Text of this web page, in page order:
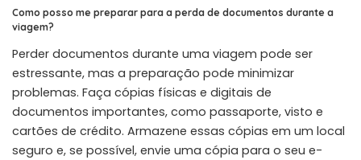
Como posso me preparar para a perda de documentos durante a
viagem?
Perder documentos durante uma viagem pode ser
estressante, mas a preparação pode minimizar
problemas. Faça cópias físicas e digitais de
documentos importantes, como passaporte, visto e
cartões de crédito. Armazene essas cópias em um local
seguro e, se possível, envie uma cópia para o seu e-